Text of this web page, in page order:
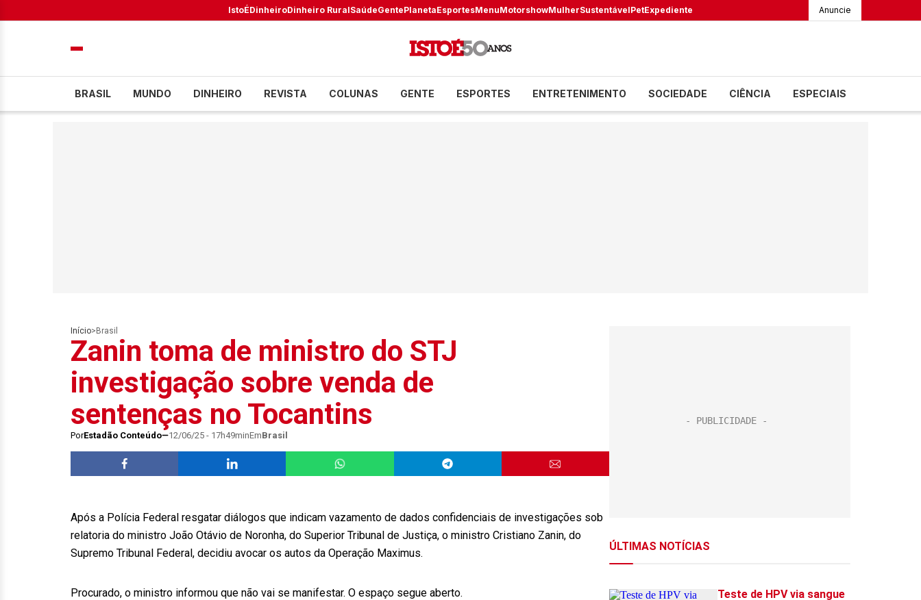
IstoÉDinheiroDinheiro RuralSaúdeGentePlanetaEsportesMenuMotorshowMulherSustentávelPetExpediente Anuncie
BRASIL MUNDO DINHEIRO REVISTA COLUNAS GENTE ESPORTES ENTRETENIMENTO SOCIEDADE CIÊNCIA ESPECIAIS
Início> Brasil
Zanin toma de ministro do STJ
investigação sobre venda de
sentenças no Tocantins
PorEstadão Conteúdo 12/06/25 - 17h49minEmBrasil
Após a Polícia Federal resgatar diálogos que indicam vazamento de dados confidenciais de investigações sob
relatoria do ministro João Otávio de Noronha, do Superior Tribunal de Justiça, o ministro Cristiano Zanin, do
Supremo Tribunal Federal, decidiu avocar os autos da Operação Maximus.
Procurado, o ministro informou que não vai se manifestar. O espaço segue aberto.